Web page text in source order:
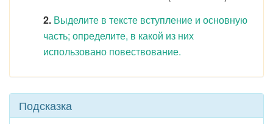
2. Выделите в тексте вступление и основную
часть; определите, в какой из них
использовано повествование.
Подсказка